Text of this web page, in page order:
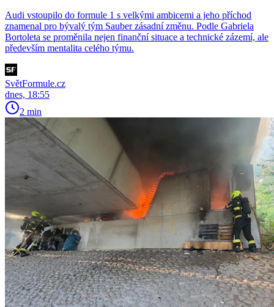
Audi vstoupilo do formule 1 s velkými ambicemi a jeho příchod
znamenal pro bývalý tým Sauber zásadní změnu. Podle Gabriela
Bortoleta se proměnila nejen finanční situace a technické zázemí, ale
především mentalita celého týmu.
SvětFormule.cz
dnes, 18:55
2 min